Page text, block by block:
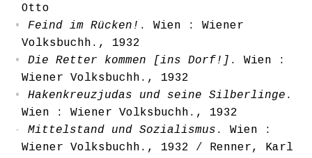
Otto
Feind im Rücken! . Wien : Wiener
Volksbuchh., 1932
Die Retter kommen [ins Dorf!] . Wien :
Wiener Volksbuchh., 1932
Hakenkreuzjudas und seine Silberlinge .
Wien : Wiener Volksbuchh., 1932
Mittelstand und Sozialismus . Wien :
Wiener Volksbuchh., 1932 / Renner, Karl